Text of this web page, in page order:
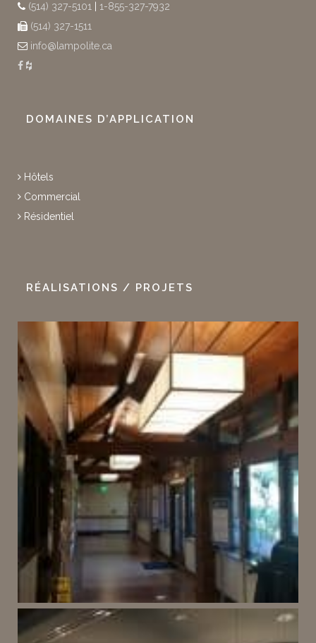
(514) 327-5101
1-855-327-7932
(514) 327-1511
info@lampolite.ca
DOMAINES D’APPLICATION
Hôtels
Commercial
Résidentiel
RÉALISATIONS / PROJETS